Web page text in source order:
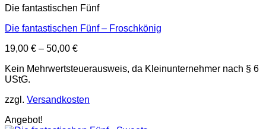
Die fantastischen Fünf
Die fantastischen Fünf – Froschkönig
19,00 € – 50,00 €
Kein Mehrwertsteuerausweis, da Kleinunternehmer nach § 6
UStG.
zzgl. Versandkosten
Angebot!